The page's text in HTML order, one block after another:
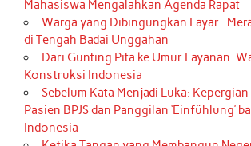
Mahasiswa Mengalahkan Agenda Rapat
Warga yang Dibingungkan Layar :
di Tengah Badai Unggahan
Dari Gunting Pita ke Umur Layanan:
Konstruksi Indonesia
Sebelum Kata Menjadi Luka:
Pasien BPJS dan Panggilan ‘Einfühlung’
Indonesia